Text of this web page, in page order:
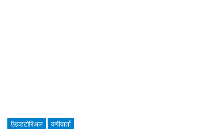
ऍडव्हटोरिअल वणीवार्ता